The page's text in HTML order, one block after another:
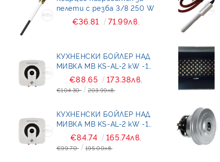
пелети с резба 3/8 250 W
€36.81 71.99лв.
КУХНЕНСКИ БОЙЛЕР НАД
МИВКА MB KS-AL-2 kW -15
литра
€88.65 173.38лв.
€104.30 203.99лв.
КУХНЕНСКИ БОЙЛЕР НАД
МИВКА MB KS-AL-2 kW -10
литра€84.74 165.74лв.
€99.70 195.00лв.